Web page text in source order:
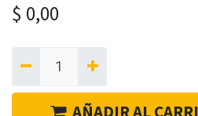
$ 0,00
AÑADIR AL